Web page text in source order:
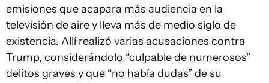
emisiones que acapara más audiencia en la
televisión de aire y lleva más de medio siglo de
existencia. Allí realizó varias acusaciones contra
Trump, considerándolo “culpable de numerosos”
delitos graves y que “no había dudas” de su